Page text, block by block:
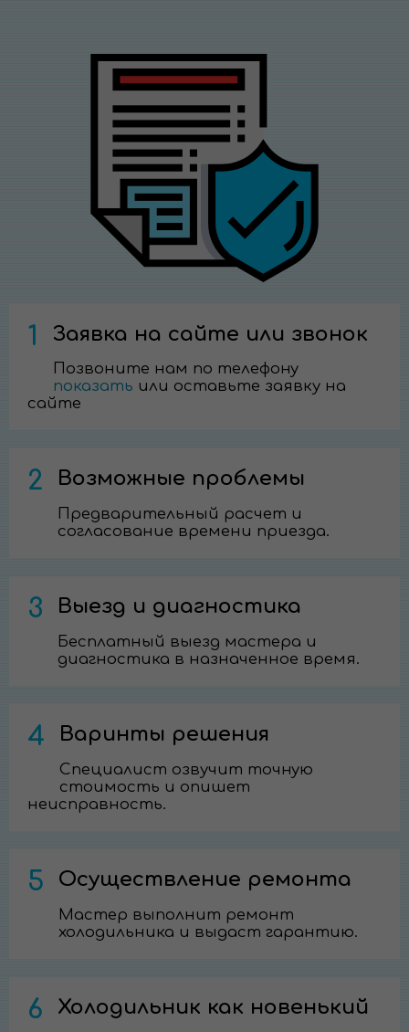
1 Заявка на сайте или звонок
Позвоните нам по телефону
показать или оставьте заявку на
сайте
2 Возможные проблемы
Предварительный расчет и
согласование времени приезда.
3 Выезд и диагностика
Бесплатный выезд мастера и
диагностика в назначенное время.
4 Варинты решения
Специалист озвучит точную
стоимость и опишет
неисправность.
5 Осуществление ремонта
Мастер выполнит ремонт
холодильника и выдаст гарантию.
6 Холодильник как новенький